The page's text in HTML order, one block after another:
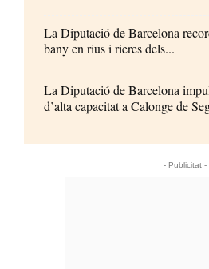
La Diputació de Barcelona
bany en rius i rieres dels...
La Diputació de Barcelona
d’alta capacitat a Calonge de
- Publicitat -